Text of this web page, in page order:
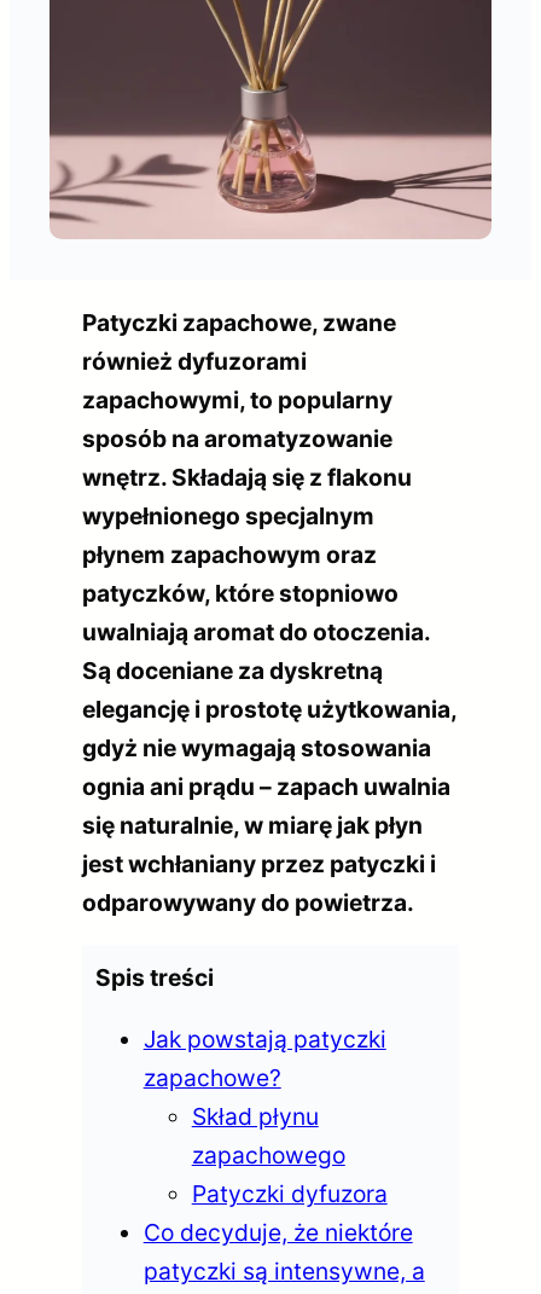
Patyczki zapachowe, zwane
również dyfuzorami
zapachowymi, to popularny
sposób na aromatyzowanie
wnętrz. Składają się z flakonu
wypełnionego specjalnym
płynem zapachowym oraz
patyczków, które stopniowo
uwalniają aromat do otoczenia.
Są doceniane za dyskretną
elegancję i prostotę użytkowania,
gdyż nie wymagają stosowania
ognia ani prądu – zapach uwalnia
się naturalnie, w miarę jak płyn
jest wchłaniany przez patyczki i
odparowywany do powietrza.
Spis treści
Jak powstają patyczki
zapachowe?
Skład płynu
zapachowego
Patyczki dyfuzora
Co decyduje, że niektóre
patyczki są intensywne, a